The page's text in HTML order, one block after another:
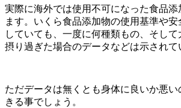
実際に海外では使用不可になった食品添
ます。いくら食品添加物の使用基準や
していても、一度に何種類もの、そし
摂り過ぎた場合のデータなどは示されて
ただデータは無くとも身体に良いか悪
きる事でしょう。